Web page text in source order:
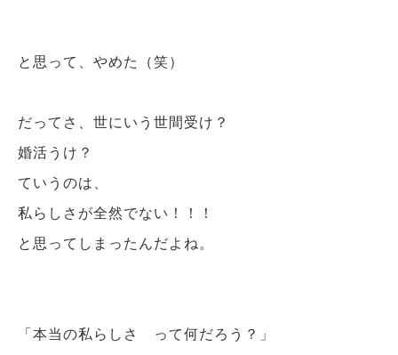
と思って、やめた（笑）
だってさ、世にいう世間受け？
婚活うけ？
ていうのは、
私らしさが全然でない！！！
と思ってしまったんだよね。
「本当の私らしさ って何だろう？」